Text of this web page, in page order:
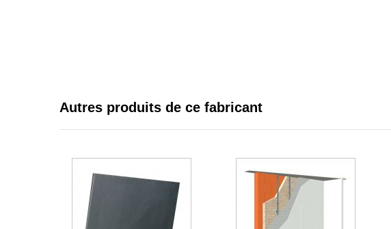
Autres produits de ce fabricant